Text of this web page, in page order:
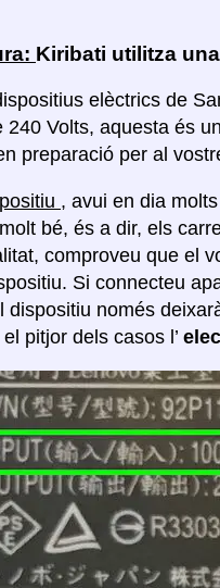
Kiribati utilitza
elèctrics de
240 Volts, aquesta és
preparació per al
, avui en dia
bé, és a dir, els
comproveu que el
Si connecteu
dispositiu només
pitjor dels casos l’